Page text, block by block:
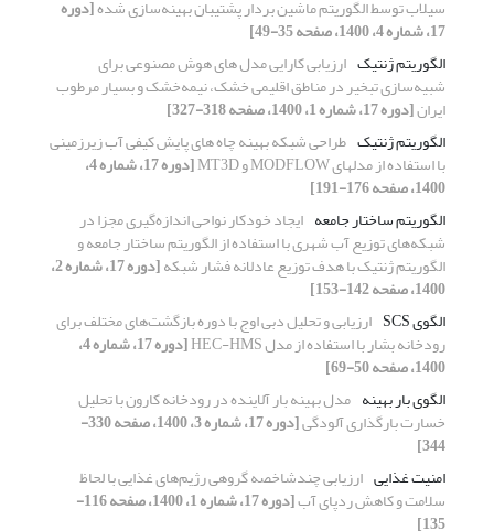
سیلاب توسط الگوریتم ماشین بردار پشتیبان بهینه‌سازی شده[دوره
17، شماره 4، 1400، صفحه 35-49]
الگوریتم ژنتیک ارزیابی کارایی مدل های هوش مصنوعی برای
شبیه‌سازی تبخیر در مناطق اقلیمی خشک، نیمه‌خشک و بسیار مرطوب
ایران[دوره 17، شماره 1، 1400، صفحه 318-327]
الگوریتم ژنتیک طراحی شبکه بهینه چاه های پایش کیفی آب زیرزمینی
با استفاده از مدلهای MODFLOW و MT3D [دوره 17، شماره 4،
1400، صفحه 176-191]
الگوریتم ساختار جامعه ایجاد خودکار نواحی اندازه‌گیری مجزا در
شبکه‌های توزیع آب شهری با استفاده از الگوریتم ساختار جامعه و
الگوریتم ژنتیک با هدف توزیع عادلانه فشار شبکه [دوره 17، شماره 2،
1400، صفحه 142-153]
الگوی SCS
ارزیابی و تحلیل دبی اوج با دوره بازگشت‌های مختلف برای
رودخانه بشار با استفاده از مدل HEC-HMS [دوره 17، شماره 4،
1400، صفحه 50-69]
الگوی بار بهینه مدل بهینه بار آلاینده در رودخانه کارون با تحلیل
خسارت بارگذاری آلودگی [دوره 17، شماره 3، 1400، صفحه 330-
344]
امنیت غذایی ارزیابی چندشاخصه گروهی رژیم‌های غذایی با لحاظ
سلامت و کاهش ردپای آب [دوره 17، شماره 1، 1400، صفحه 116-
135]